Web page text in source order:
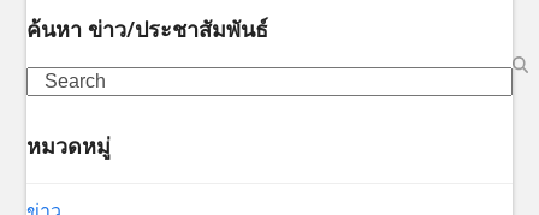
ค้นหา ข่าว/ประชาสัมพันธ์
Search
หมวดหมู่